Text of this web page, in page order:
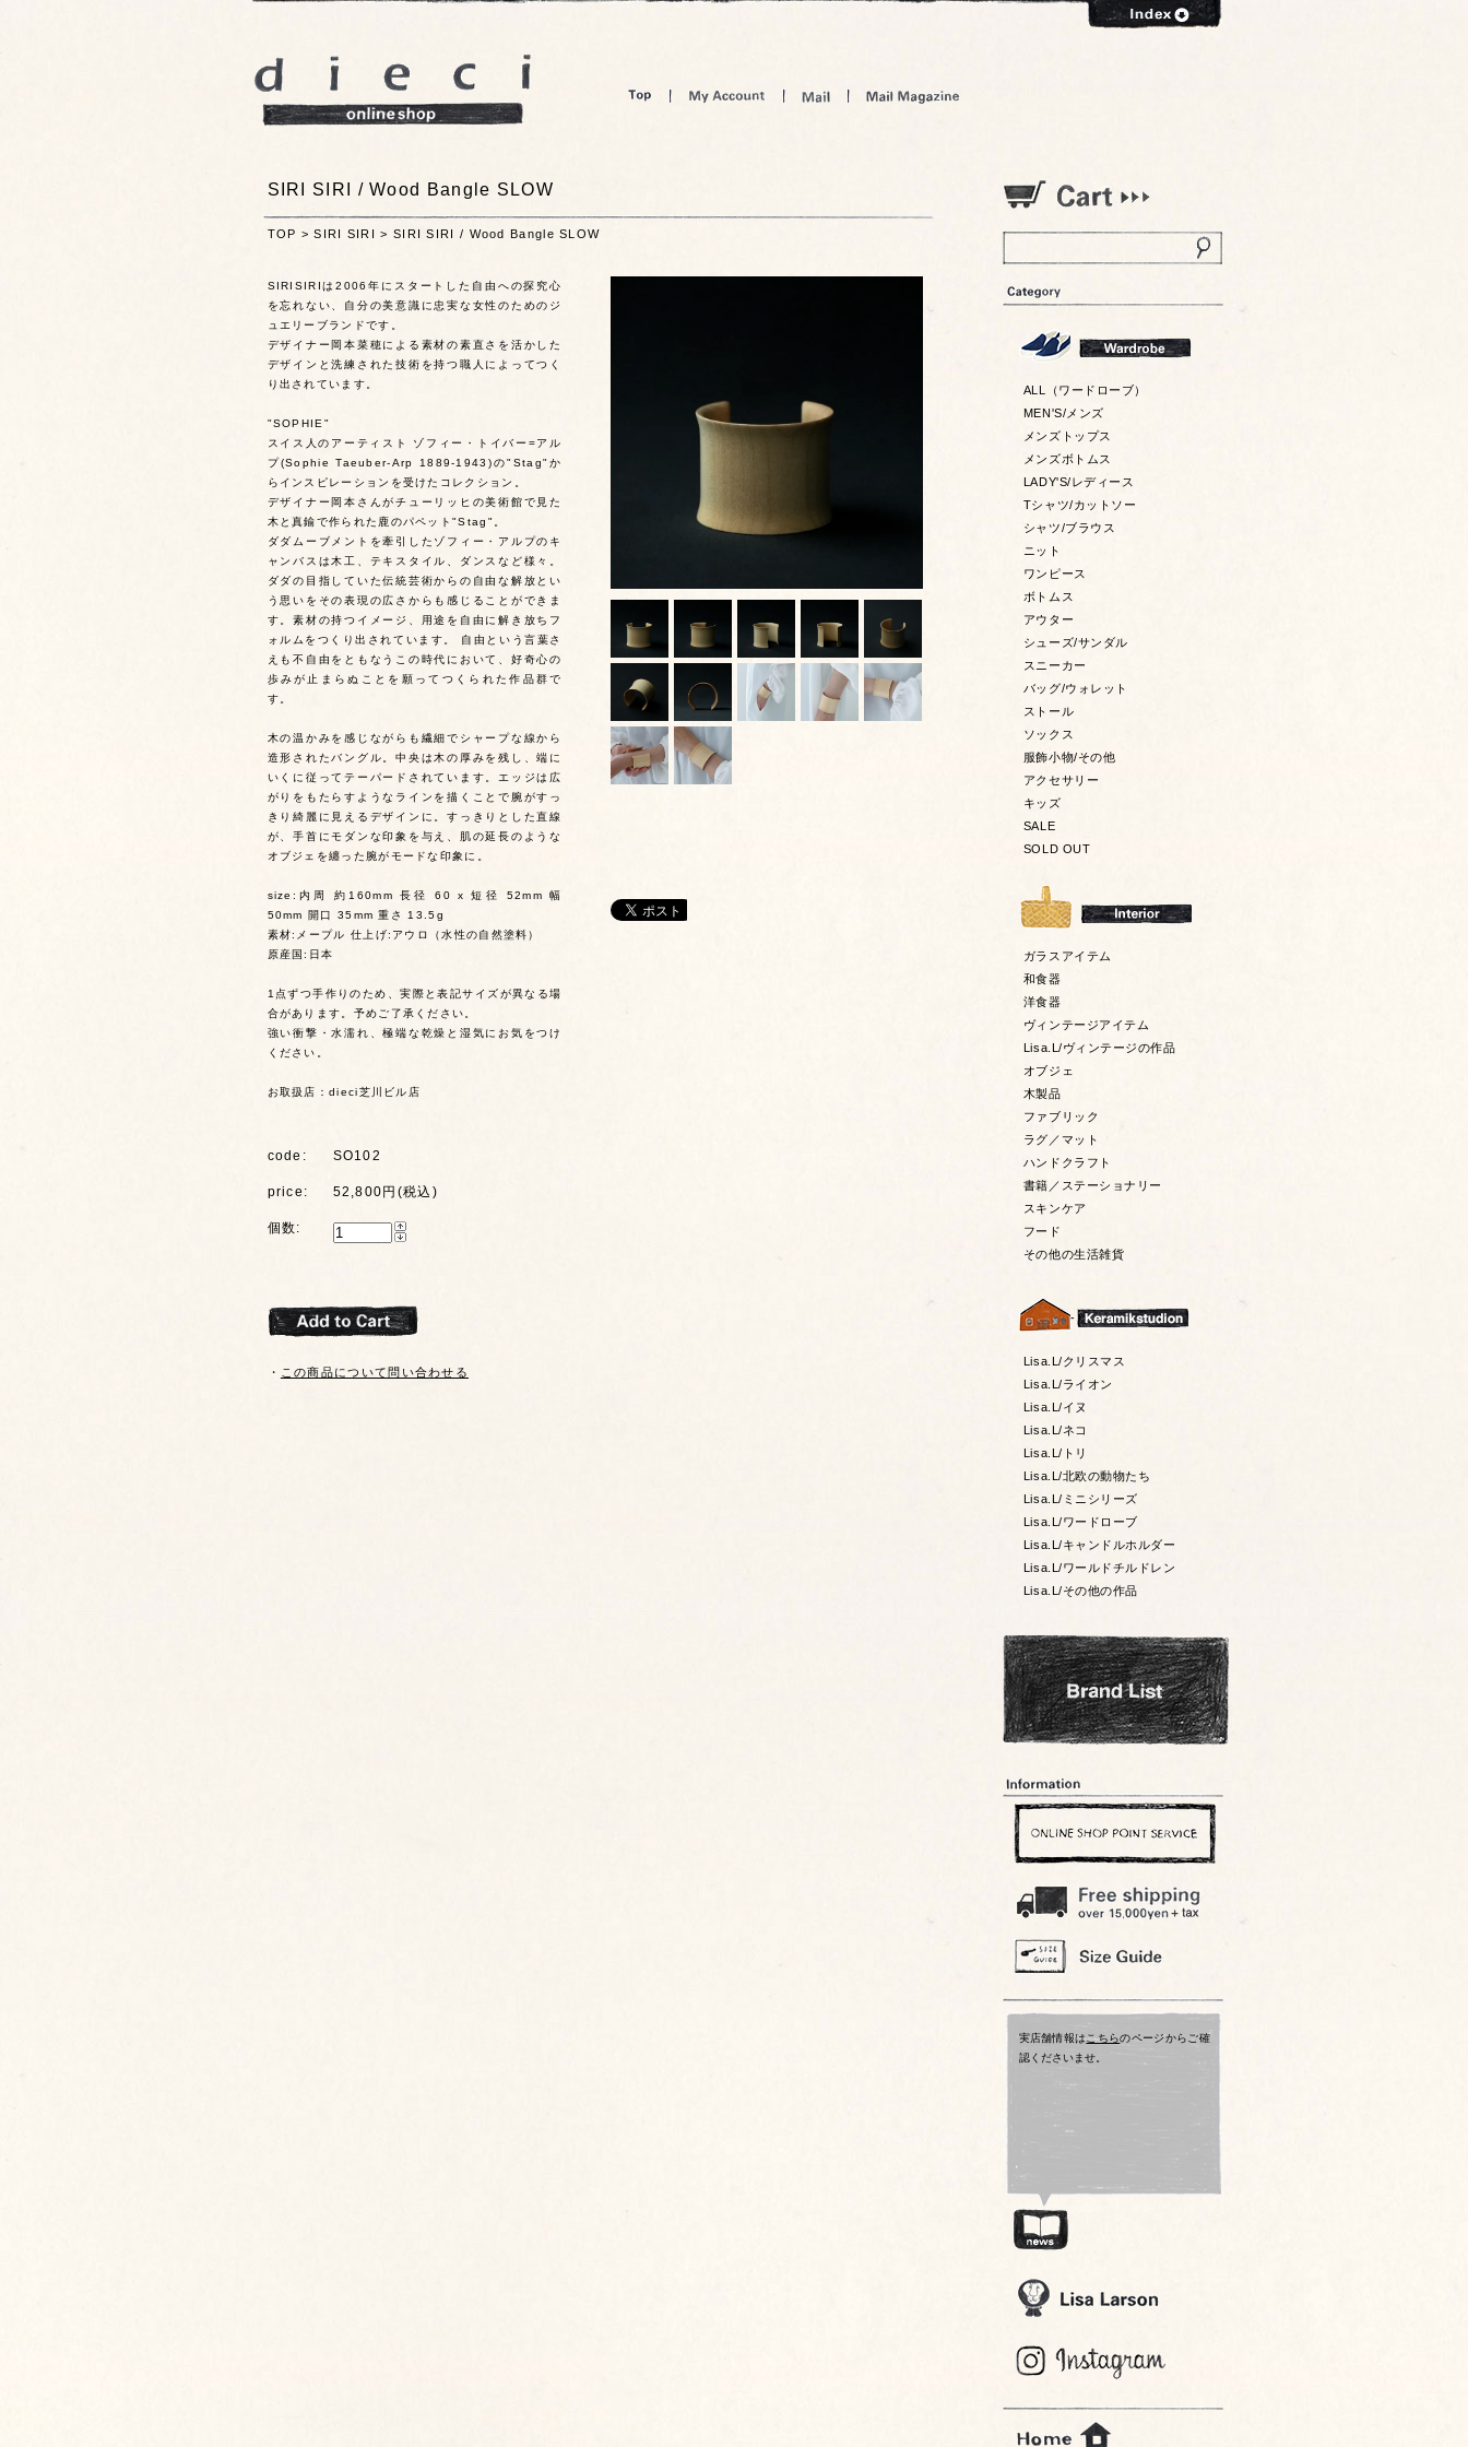
SIRI SIRI / Wood Bangle SLOW
TOP >SIRI SIRI > SIRI SIRI / Wood Bangle SLOW
SIRISIRIは2006年にスタートした自由への探究心
を忘れない、自分の美意識に忠実な女性のためのジ
ュエリーブランドです。
デザイナー岡本菜穂による素材の素直さを活かした
デザインと洗練された技術を持つ職人によってつく
り出されています。
"SOPHIE"
スイス人のアーティスト ゾフィー・トイバー=アル
プ(Sophie Taeuber-Arp 1889-1943)の"Stag"か
らインスピレーションを受けたコレクション。
デザイナー岡本さんがチューリッヒの美術館で見た
木と真鍮で作られた鹿のパペット"Stag"。
ダダムーブメントを牽引したゾフィー・アルプのキ
ャンバスは木工、テキスタイル、ダンスなど様々。
ダダの目指していた伝統芸術からの自由な解放とい
う思いをその表現の広さからも感じることができま
す。素材の持つイメージ、用途を自由に解き放ちフ
ォルムをつくり出されています。 自由という言葉さ
えも不自由をともなうこの時代において、好奇心の
歩みが止まらぬことを願ってつくられた作品群で
す。
木の温かみを感じながらも繊細でシャープな線から
造形されたバングル。中央は木の厚みを残し、端に
いくに従ってテーパードされています。エッジは広
がりをもたらすようなラインを描くことで腕がすっ
きり綺麗に見えるデザインに。すっきりとした直線
が、手首にモダンな印象を与え、肌の延長のような
オブジェを纏った腕がモードな印象に。
size:内周 約160mm 長径 60 x 短径 52mm 幅
50mm 開口 35mm 重さ 13.5g
素材:メープル 仕上げ:アウロ（水性の自然塗料）
原産国:日本
1点ずつ手作りのため、実際と表記サイズが異なる場
合があります。予めご了承ください。
強い衝撃・水濡れ、極端な乾燥と湿気にお気をつけ
ください。
お取扱店：dieci芝川ビル店
code: SO102
price: 52,800円(税込)
個数:
・ この商品について問い合わせる
ALL（ワードローブ）
MEN'S/メンズ
メンズトップス
メンズボトムス
LADY'S/レディース
Tシャツ/カットソー
シャツ/ブラウス
ニット
ワンピース
ボトムス
アウター
シューズ/サンダル
スニーカー
バッグ/ウォレット
ストール
ソックス
服飾小物/その他
アクセサリー
キッズ
SALE
SOLD OUT
ガラスアイテム
和食器
洋食器
ヴィンテージアイテム
Lisa.L/ヴィンテージの作品
オブジェ
木製品
ファブリック
ラグ／マット
ハンドクラフト
書籍／ステーショナリー
スキンケア
フード
その他の生活雑貨
Lisa.L/クリスマス
Lisa.L/ライオン
Lisa.L/イヌ
Lisa.L/ネコ
Lisa.L/トリ
Lisa.L/北欧の動物たち
Lisa.L/ミニシリーズ
Lisa.L/ワードローブ
Lisa.L/キャンドルホルダー
Lisa.L/ワールドチルドレン
Lisa.L/その他の作品
実店舗情報はこちらのページからご確
認くださいませ。